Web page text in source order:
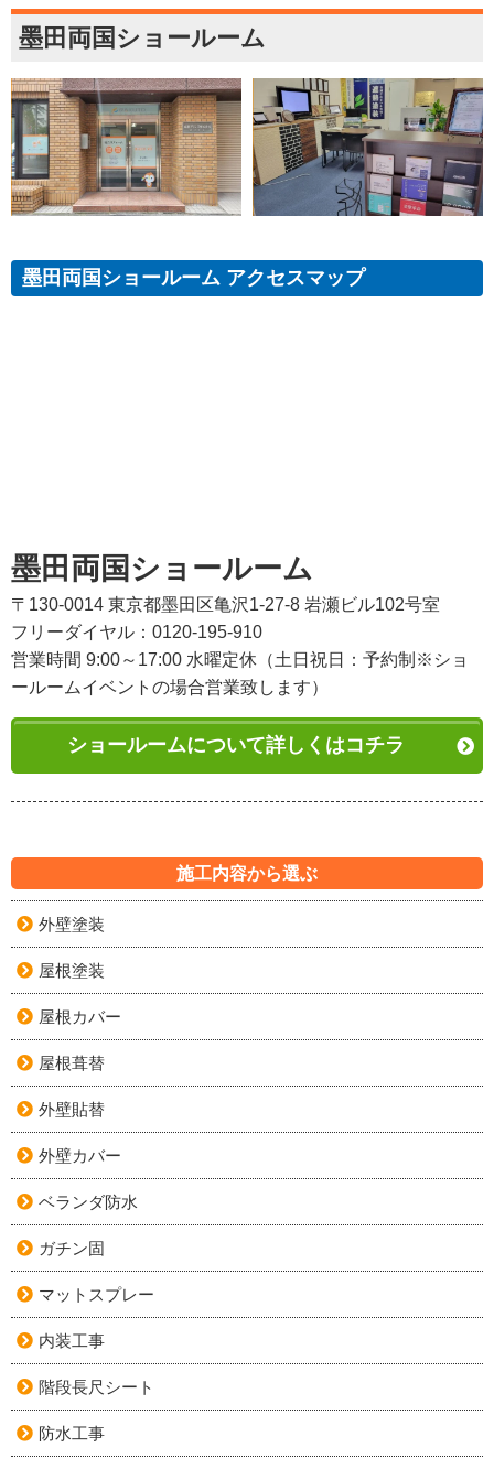
墨田両国ショールーム
墨田両国ショールーム アクセスマップ
墨田両国ショールーム
〒130-0014 東京都墨田区亀沢1-27-8 岩瀬ビル102号室
フリーダイヤル：0120-195-910
営業時間 9:00～17:00 水曜定休（土日祝日：予約制※ショ
ールームイベントの場合営業致します）
ショールームについて詳しくはコチラ
施工内容から選ぶ
外壁塗装
屋根塗装
屋根カバー
屋根葺替
外壁貼替
外壁カバー
ベランダ防水
ガチン固
マットスプレー
内装工事
階段長尺シート
防水工事